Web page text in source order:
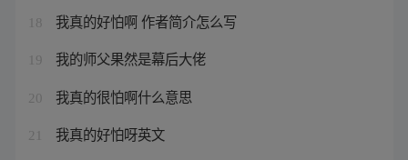
18 我真的好怕啊 作者简介怎么写
19 我的师父果然是幕后大佬
20 我真的很怕啊什么意思
21 我真的好怕呀英文